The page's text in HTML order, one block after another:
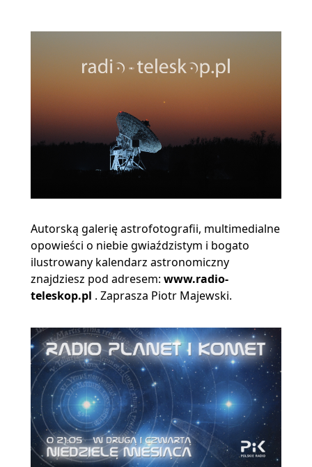
Autorską galerię astrofotografii, multimedialne
opowieści o niebie gwiaździstym i bogato
ilustrowany kalendarz astronomiczny
znajdziesz pod adresem: www.radio-
teleskop.pl . Zaprasza Piotr Majewski.